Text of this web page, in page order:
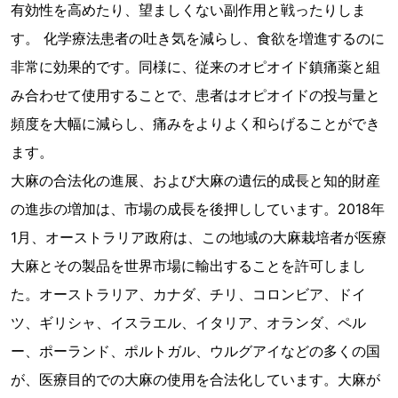
有効性を高めたり、望ましくない副作用と戦ったりしま
す。 化学療法患者の吐き気を減らし、食欲を増進するのに
非常に効果的です。同様に、従来のオピオイド鎮痛薬と組
み合わせて使用​​することで、患者はオピオイドの投与量と
頻度を大幅に減らし、痛みをよりよく和らげることができ
ます。
大麻の合法化の進展、および大麻の遺伝的成長と知的財産
の進歩の増加は、市場の成長を後押ししています。2018年
1月、オーストラリア政府は、この地域の大麻栽培者が医療
大麻とその製品を世界市場に輸出することを許可しまし
た。オーストラリア、カナダ、チリ、コロンビア、ドイ
ツ、ギリシャ、イスラエル、イタリア、オランダ、ペル
ー、ポーランド、ポルトガル、ウルグアイなどの多くの国
が、医療目的での大麻の使用を合法化しています。大麻が